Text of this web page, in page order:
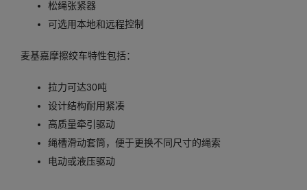
松绳张紧器
可选用本地和远程控制
麦基嘉摩擦绞车特性包括：
拉力可达30吨
设计结构耐用紧凑
高质量牵引驱动
绳槽滑动套筒，便于更换不同尺寸的绳索
电动或液压驱动